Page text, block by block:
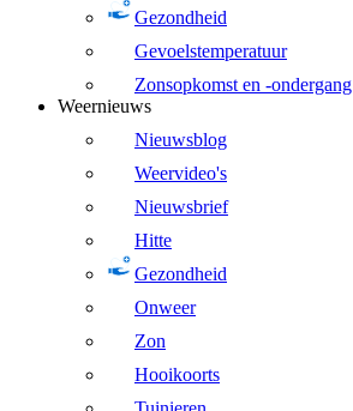
Gezondheid
Gevoelstemperatuur
Zonsopkomst en -ondergang
Weernieuws
Nieuwsblog
Weervideo's
Nieuwsbrief
Hitte
Gezondheid
Onweer
Zon
Hooikoorts